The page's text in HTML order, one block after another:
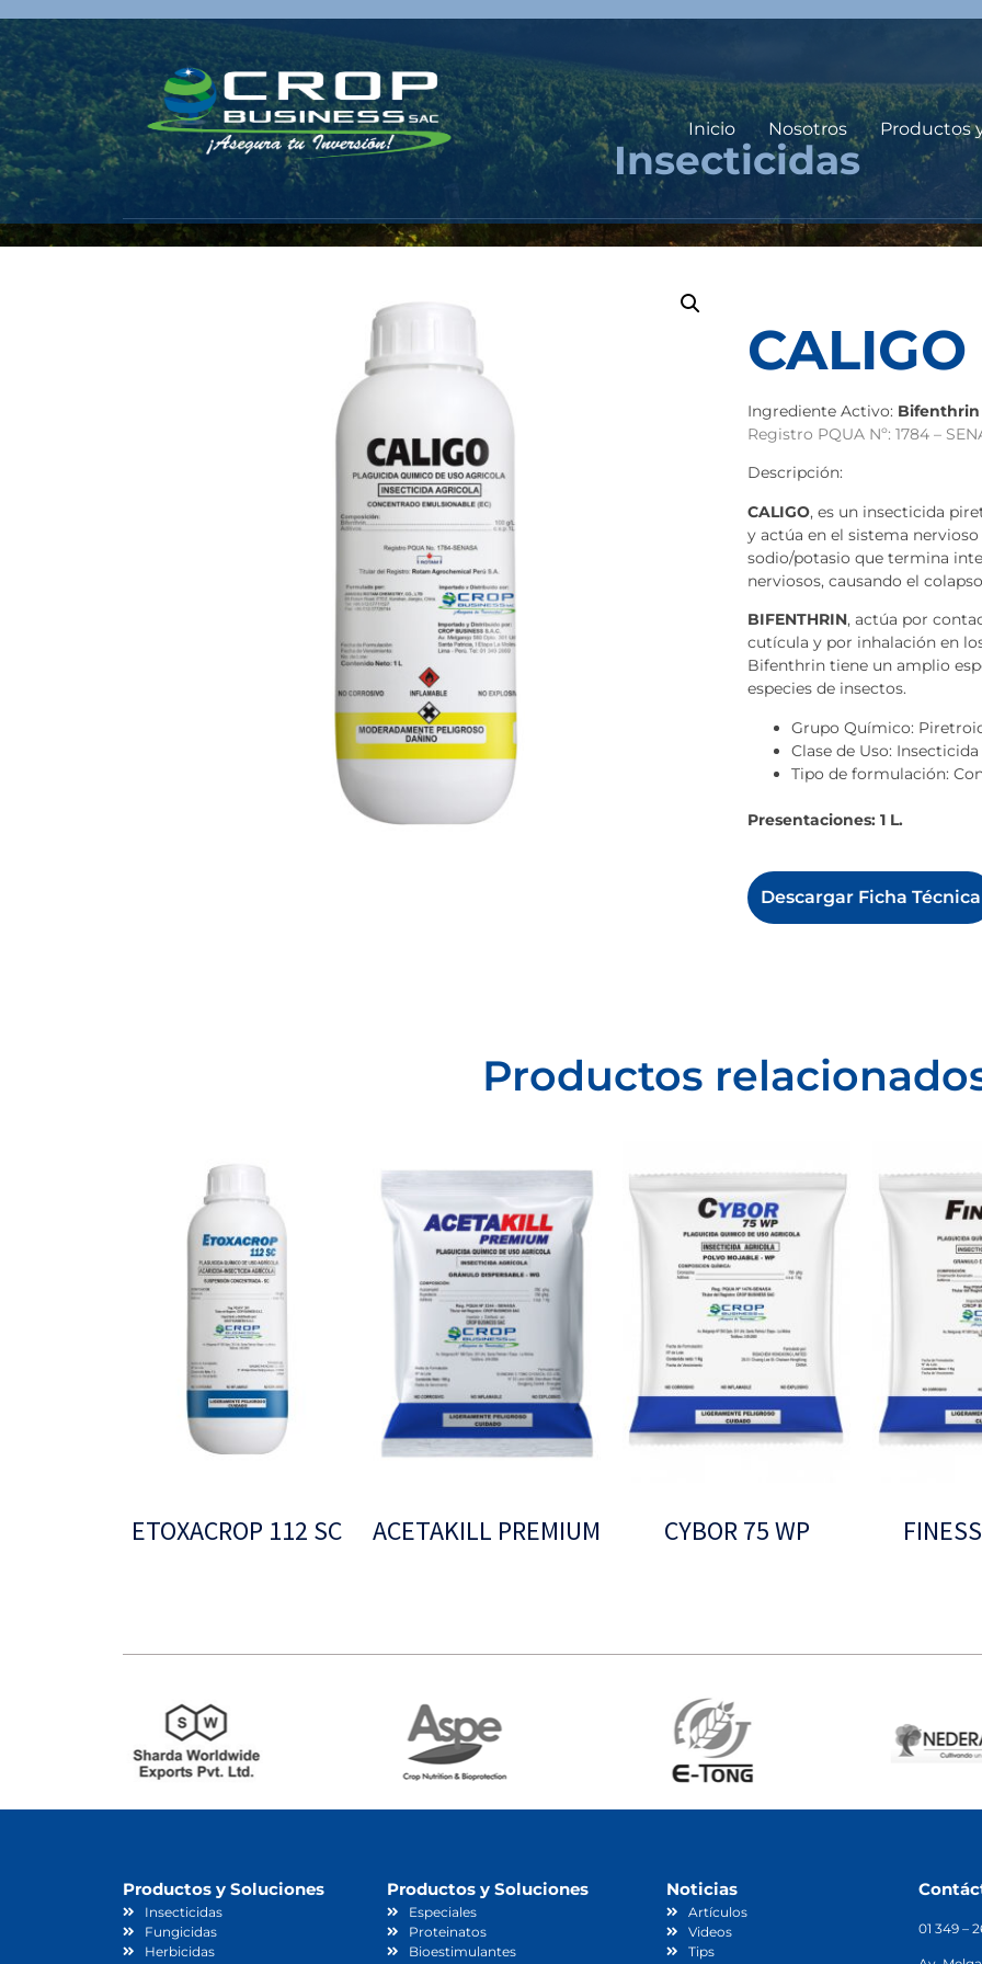
Inicio Nosotros Productos
Insecticidas
CALIGO
Ingrediente Activo: Bifenthrin
Registro PQUA Nº: 1784 –
Descripción:
CALIGO, es un insecticida
y actúa en el sistema
sodio/potasio que termina
nerviosos, causando el
BIFENTHRIN, actúa por
cutícula y por inhalación en
Bifenthrin tiene un amplio
especies de insectos.
Grupo Químico:
Clase de Uso: Insecticida
Tipo de formulación:
Presentaciones: 1 L.
Descargar Ficha Técnica
Productos
ETOXACROP 112 SC ACETAKILL PREMIUM CYBOR 75 WP
Productos y Soluciones
Insecticidas
Fungicidas
Herbicidas
Productos y Soluciones
Especiales
Proteinatos
Bioestimulantes
Noticias
Artículos
Videos
Tips
01 349 –